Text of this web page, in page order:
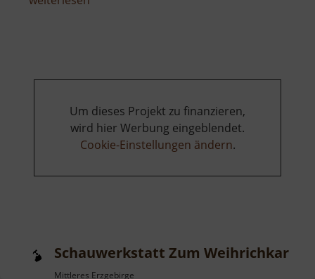
Um dieses Projekt zu finanzieren,
wird hier Werbung eingeblendet.
Cookie-Einstellungen ändern.
Schauwerkstatt Zum Weihrichkarzl
Mittleres Erzgebirge